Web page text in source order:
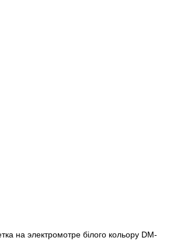
на электромотре білого кольору DM-